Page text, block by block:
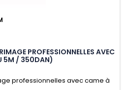
PROFESSIONNELLES AVEC
5M / 350DAN)
professionnelles avec came à